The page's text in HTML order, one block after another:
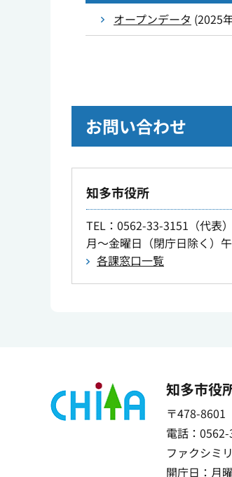
オープンデータ (2025
お問い合わせ
知多市役所
TEL ：0562-33-3151（代表）
月～金曜日（閉庁日除く）
各課窓口一覧
知多市役
〒478-
電話：
ファクシミ
開庁日：月